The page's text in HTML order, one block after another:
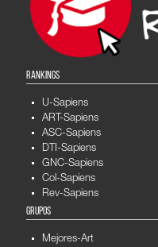
RANKINGS
U-Sapiens
ART-Sapiens
ASC-Sapiens
DTI-Sapiens
GNC-Sapiens
Col-Sapiens
Rev-Sapiens
GRUPOS
Mejores-Art